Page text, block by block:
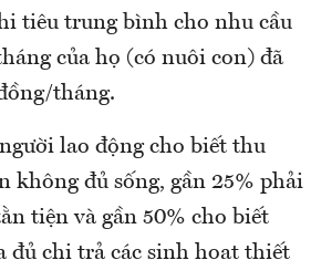
tiêu trung bình cho nhu cầu
của họ (có nuôi con) đã
tháng.
lao động cho biết thu
không đủ sống, gần 25% phải
tiện và gần 50% cho biết
đủ chi trả các sinh hoạt thiết